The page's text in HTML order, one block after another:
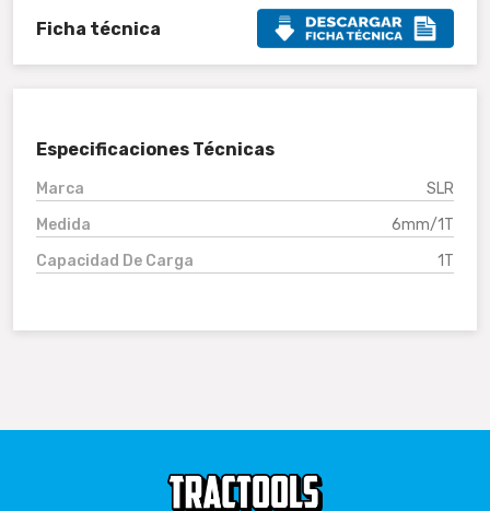
Ficha técnica
Especificaciones Técnicas
Marca
SLR
Medida
6mm/1T
Capacidad De Carga
1T